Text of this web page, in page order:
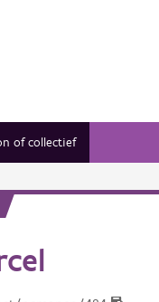
of collectief